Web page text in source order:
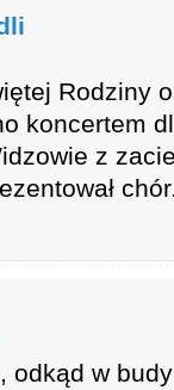
Rodziny
koncertem
z
odkąd w